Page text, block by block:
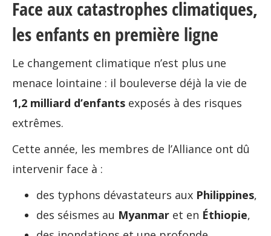
Face aux catastrophes climatiques,
les enfants en première ligne
Le changement climatique n’est plus une
menace lointaine : il bouleverse déjà la vie de
1,2 milliard d’enfants exposés à des risques
extrêmes.
Cette année, les membres de l’Alliance ont dû
intervenir face à :
des typhons dévastateurs aux Philippines,
des séismes au Myanmar et en Éthiopie,